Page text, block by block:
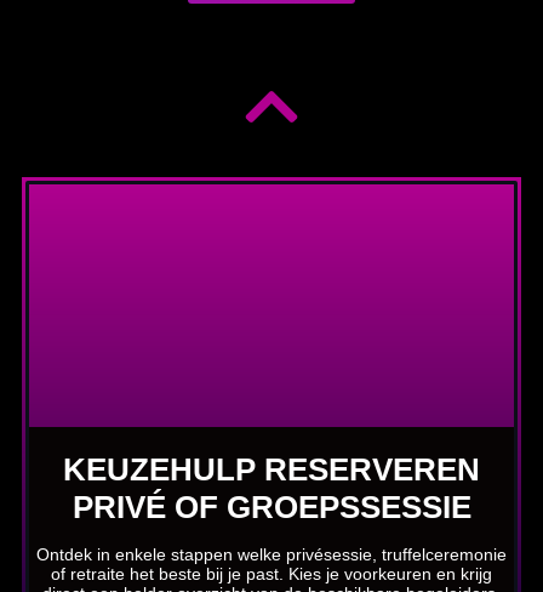
KEUZEHULP RESERVEREN
PRIVÉ OF GROEPSSESSIE
Ontdek in enkele stappen welke privésessie, truffelceremonie
of retraite het beste bij je past. Kies je voorkeuren en krijg